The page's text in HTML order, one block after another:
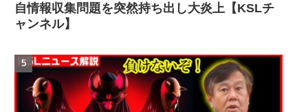
自情報収集問題を突然持ち出し大炎上【KSLチ
ャンネル】